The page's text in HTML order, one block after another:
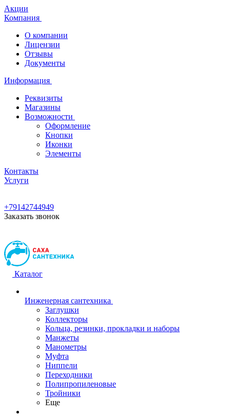
Акции
Компания
О компании
Лицензии
Отзывы
Документы
Информация
Реквизиты
Магазины
Возможности
Оформление
Кнопки
Иконки
Элементы
Контакты
Услуги
+79142744949
Заказать звонок
Каталог
Инженерная сантехника
Заглушки
Коллекторы
Кольца, резинки, прокладки и наборы
Манжеты
Манометры
Муфта
Ниппели
Переходники
Полипропиленовые
Тройники
Еще